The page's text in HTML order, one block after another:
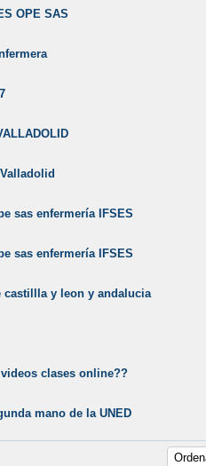
OPE SAS
0 de 5
45
0 de 5
45
de 5
4
0 de 5
45
0 de 5
45
sas enfermería IFSES
0 de 5
45
sas enfermería IFSES
0 de 5
45
castillla y leon y andalucia
0 de 5
45
de 5
clases online??
0 de 5
45
mano de la UNED
0 de 5
45